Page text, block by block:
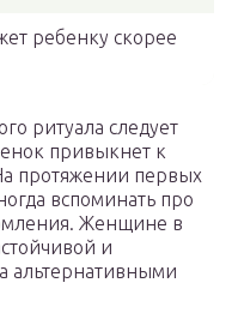
ребенку скорее
ритуала следует
привыкнет к
протяжении первых
вспоминать про
Женщине в
и
альтернативными